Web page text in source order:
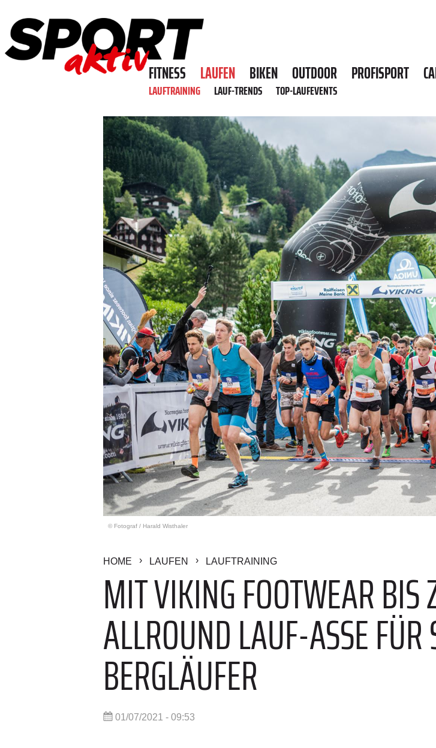
FITNESS LAUFEN BIKEN OUTDOOR PROFISPORT
LAUFTRAINING LAUF-TRENDS TOP-LAUFEVENTS
© Fotograf / Harald Wisthaler
HOME LAUFEN LAUFTRAINING
MIT VIKING FOOTWEAR
ALLROUND LAUF-ASSE
BERGLÄUFER
01/07/2021 - 09:53